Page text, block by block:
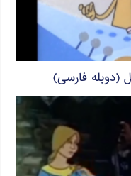
(دوبله فارسی)